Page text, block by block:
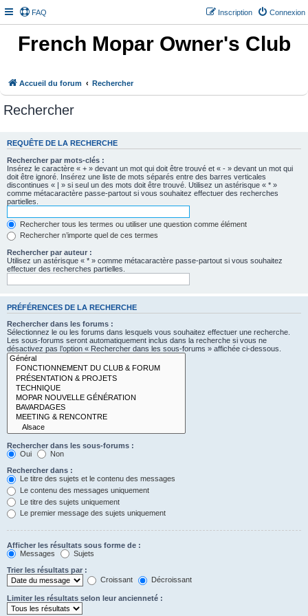
FAQ Connexion
Inscription
French Mopar Owner's Club
Accueil du forum Rechercher
Rechercher
REQUÊTE DE LA RECHERCHE
Rechercher par mots-clés :
Insérez le caractère « + » devant un mot qui doit être trouvé et « - » devant un mot qui
doit être ignoré. Insérez une liste de mots séparés entre des barres verticales
discontinues « | » si seul un des mots doit être trouvé. Utilisez un astérisque « * »
comme métacaractère passe-partout si vous souhaitez effectuer des recherches
partielles.
Rechercher tous les termes ou utiliser une question comme élément
Rechercher n’importe quel de ces termes
Rechercher par auteur :
Utilisez un astérisque « * » comme métacaractère passe-partout si vous souhaitez
effectuer des recherches partielles.
PRÉFÉRENCES DE LA RECHERCHE
Rechercher dans les forums :
Sélectionnez le ou les forums dans lesquels vous souhaitez effectuer une recherche.
Les sous-forums seront automatiquement inclus dans la recherche si vous ne
désactivez pas l’option « Rechercher dans les sous-forums » affichée ci-dessous.
Rechercher dans les sous-forums :
Oui
Non
Rechercher dans :
Le titre des sujets et le contenu des messages
Le contenu des messages uniquement
Le titre des sujets uniquement
Le premier message des sujets uniquement
Afficher les résultats sous forme de :
Messages
Sujets
Trier les résultats par :
Croissant
Décroissant
Limiter les résultats selon leur ancienneté :